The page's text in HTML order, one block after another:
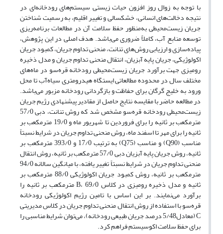
با توجه به زوال روز افزون حیات زیستی سیستم‌های رودخانه‌ای در
نتیجه دخالت‌های انسانی، خشکسالی و تغییر اقلیم، به رسمیت شناختن
جریان زیست‌محیطی به‌منظور حفظ سلامت آن در مطالعات برنامه‌ریزی
توسعه منابع آب، کاملاً ضروری می‌باشد. هدف اصلی در این پژوهش،
پیاده‌سازی و ارزیابی روش‌های تنانت، منحنی تداوم جریان، کمبود جریان
اکولوژیکی، جریان پایه آبزیان، انتقال منحنی تداوم جریان و مدل ذخیره
رومیزی جهت برآورد جریان زیست‌محیطی رودخانه قره‌سو در ماه‌های
مختلف سال در محدوده مطالعاتی ایستگاه هیدرومتری سیاه‌آب تا محل
ورود به خلیج گرگان برای حفاظت و بازگردانی رودخانه مزبور می‌باشد.
در مطالعه حاضر با مقایسه نتایج حاصل از مقادیر پیشنهادی رژیم جریان
زیست‌محیطی رودخانه قره‌سو مشخص شد که روش تنانت، دبی 57/0
مترمکعب بر ثانیه را برای فروردین تا شهریور ماه و 19/0 مترمکعب بر
ثانیه را برای مهر تا اسفند ماه، روش منحنی تداوم جریان در شرایط نسبتاً
مناسب (Q90) و مناسب (Q75) به ترتیب 17/0 و 393/0 مترمکعب بر
ثانیه، روش جریان پایه آبزیان دبی 57/0 مترمکعب بر ثانیه، روش انتقال
منحنی تداوم جریان در شرایط نسبتاً تغییر یافته، با میانگین سالانه 94/0
مترمکعب بر ثانیه، روش کمبود جریان اکولوژیکی 88/0 مترمکعب بر
ثانیه و مدل ذخیره رومیزی در کلاس B، 69/0 مترمکعب بر ثانیه را
برآورد می‌نمایند. بر این اساس با تامین رژیم اکولوژیکی رودخانه
قره‌سو با استفاده از روش انتقال منحنی تداوم جریان در کلاس مدیریتی
C (معادل5/48 درصد جریان طبیعی رودخانه)، می‌توان شرایط مناسبی را
برای حفظ سلامت اکوسیستم فراهم کرد.